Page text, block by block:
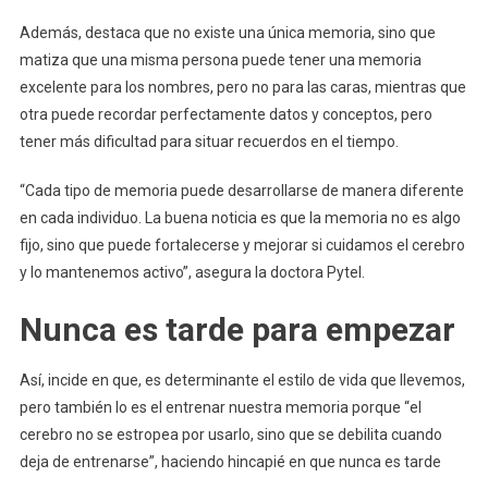
Además, destaca que no existe una única memoria, sino que
matiza que una misma persona puede tener una memoria
excelente para los nombres, pero no para las caras, mientras que
otra puede recordar perfectamente datos y conceptos, pero
tener más dificultad para situar recuerdos en el tiempo.
“Cada tipo de memoria puede desarrollarse de manera diferente
en cada individuo. La buena noticia es que la memoria no es algo
fijo, sino que puede fortalecerse y mejorar si cuidamos el cerebro
y lo mantenemos activo”, asegura la doctora Pytel.
Nunca es tarde para empezar
Así, incide en que, es determinante el estilo de vida que llevemos,
pero también lo es el entrenar nuestra memoria porque “el
cerebro no se estropea por usarlo, sino que se debilita cuando
deja de entrenarse”, haciendo hincapié en que nunca es tarde